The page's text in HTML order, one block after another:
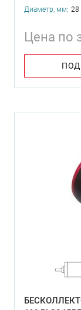
Диаметр, мм: 28
Цена по